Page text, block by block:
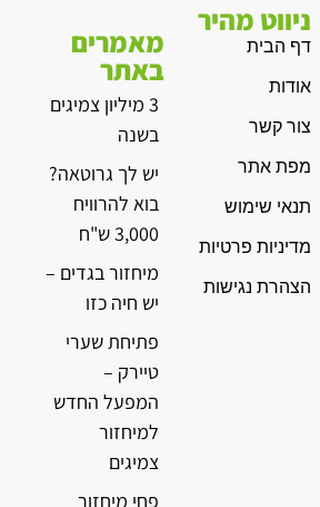
ניווט מהיר
דף הבית
אודות
צור קשר
מפת אתר
תנאי שימוש
מדיניות פרטיות
הצהרת נגישות
מאמרים
באתר
3 מיליון צמיגים
בשנה
יש לך גרוטאה?
בוא להרוויח
3,000 ש"ח
מיחזור בגדים –
יש חיה כזו
פתיחת שערי
טיירק –
המפעל החדש
למיחזור
צמיגים
פחי מיחזור